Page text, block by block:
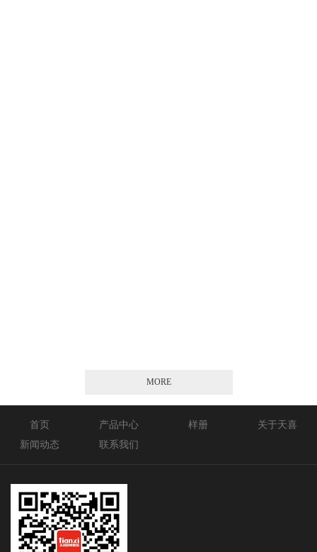
MORE
首页 产品中心 样册
关于天喜
新闻动态
联系我们